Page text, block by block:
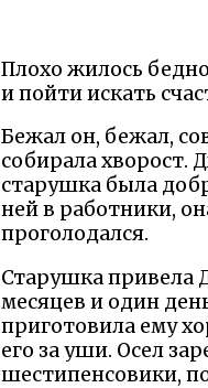
Плохо жилось
и пойти искать
Бежал он, бежал,
собирала хворост.
старушка была
ней в работники,
проголодался.
Старушка привела
месяцев и один
приготовила ему
его за уши. Осел
шестипенсовики,